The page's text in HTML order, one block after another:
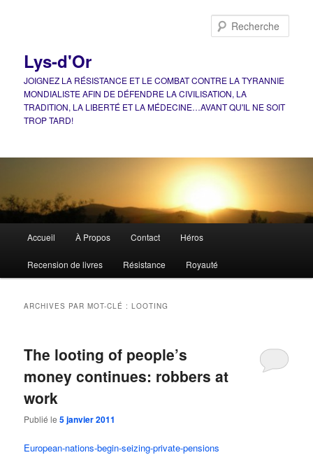
Lys-d'Or
JOIGNEZ LA RÉSISTANCE ET LE COMBAT CONTRE LA TYRANNIE
MONDIALISTE AFIN DE DÉFENDRE LA CIVILISATION, LA
TRADITION, LA LIBERTÉ ET LA MÉDECINE…AVANT QU'IL NE SOIT
TROP TARD!
principal
Accueil À Propos Contact Héros
Recension de livres Résistance Royauté
ARCHIVES PAR MOT-CLÉ :LOOTING
The looting of people’s
money continues: robbers at
work
Publié le5 janvier 2011
European-nations-begin-seizing-private-pensions